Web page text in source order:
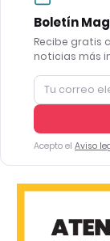
Boletín
Recibe gratis
noticias más
Acepto el Aviso